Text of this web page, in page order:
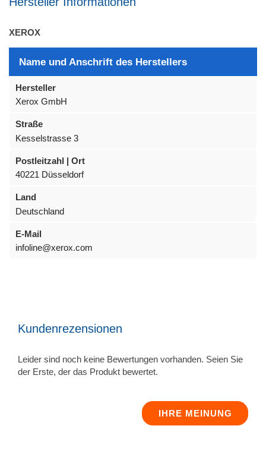
XEROX
Name und Anschrift des Herstellers
Hersteller
Xerox GmbH
Straße
Kesselstrasse 3
Postleitzahl | Ort
40221 Düsseldorf
Land
Deutschland
E-Mail
infoline@xerox.com
Kundenrezensionen
Leider sind noch keine Bewertungen vorhanden. Seien Sie
der Erste, der das Produkt bewertet.
IHRE MEINUNG